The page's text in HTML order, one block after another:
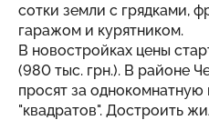
сотки земли с грядками,
гаражом и курятником.
В новостройках цены
(980 тыс. грн.). В районе
просят за однокомнатную
"квадратов". Достроить